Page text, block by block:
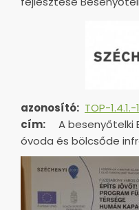
azonosító: TOP-
cím:
A besenyőtelki
óvoda és bölcsőde